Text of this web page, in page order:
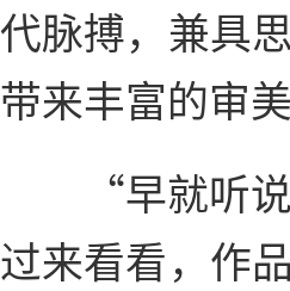
代脉搏，兼具
带来丰富的审美
“早就听
过来看看，作